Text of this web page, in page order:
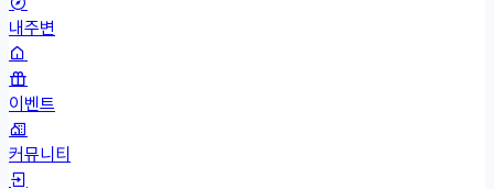
내주변
이벤트
커뮤니티